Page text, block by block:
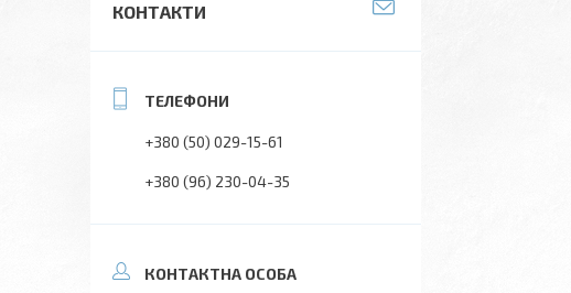
КОНТАКТИ
+380 (50) 029-15-61
+380 (96) 230-04-35